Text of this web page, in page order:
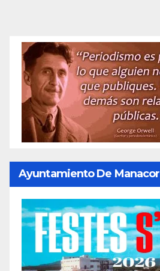
Ayuntamiento De Manacor